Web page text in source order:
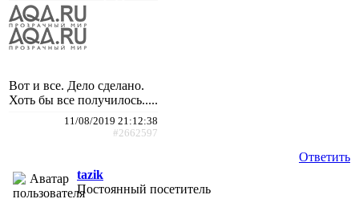
Вот и все. Дело сделано.
Хоть бы все получилось.....
11/08/2019 21:12:38
#2662597
Ответить
tazik
Постоянный посетитель